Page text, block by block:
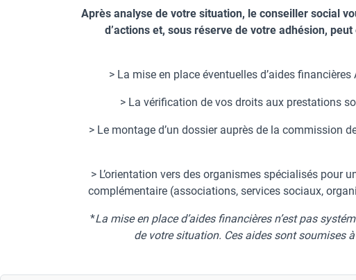
Après analyse de votre situation, le conseiller social
d’actions et, sous réserve de votre adhésion,
> La mise en place éventuelles d’aides
> La vérification de vos droits aux prestations
> Le montage d’un dossier auprès de la commission
> L’orientation vers des organismes spécialisés pour
complémentaire (associations, services sociaux,
*La mise en place d’aides financières n’est pas
de votre situation. Ces aides sont soumises